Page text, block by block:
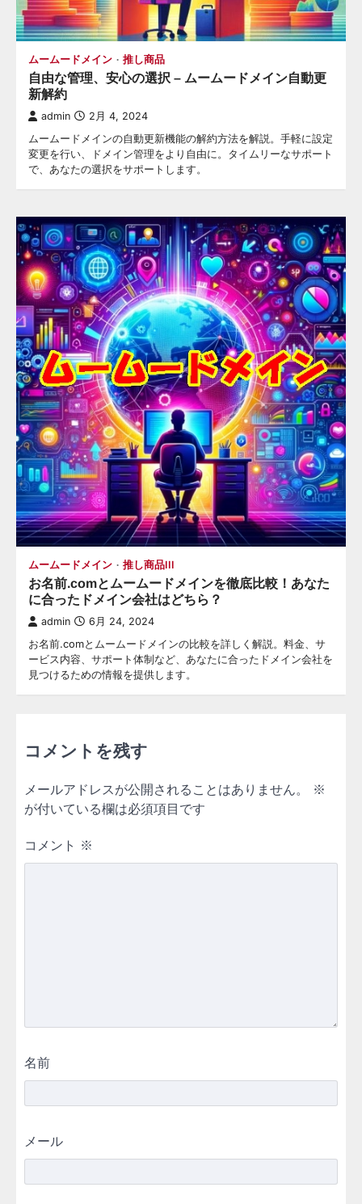
ムームードメイン 推し商品
自由な管理、安心の選択 – ムームードメイン自動更
新解約
admin 2月 4, 2024
ムームードメインの自動更新機能の解約方法を解説。手軽に設定
変更を行い、ドメイン管理をより自由に。タイムリーなサポート
で、あなたの選択をサポートします。
ムームードメイン 推し商品III
お名前.comとムームードメインを徹底比較！あなた
に合ったドメイン会社はどちら？
admin 6月 24, 2024
お名前.comとムームードメインの比較を詳しく解説。料金、サ
ービス内容、サポート体制など、あなたに合ったドメイン会社を
見つけるための情報を提供します。
コメントを残す
メールアドレスが公開されることはありません。
※
が付いている欄は必須項目です
コメント ※
名前
メール